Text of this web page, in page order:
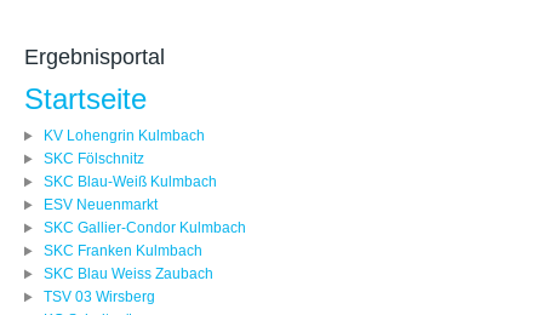
Ergebnisportal
Startseite
KV Lohengrin Kulmbach
SKC Fölschnitz
SKC Blau-Weiß Kulmbach
ESV Neuenmarkt
SKC Gallier-Condor Kulmbach
SKC Franken Kulmbach
SKC Blau Weiss Zaubach
TSV 03 Wirsberg